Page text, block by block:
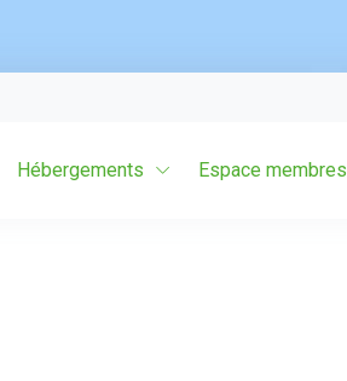
Hébergements Espace membres